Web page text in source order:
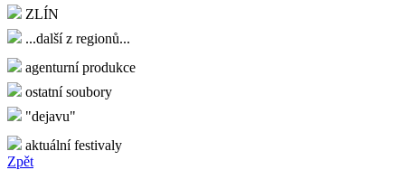
ZLÍN
...další z regionů...
agenturní produkce
ostatní soubory
"dejavu"
aktuální festivaly
Zpět